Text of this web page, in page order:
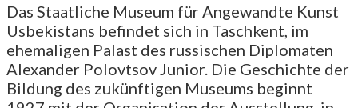
Das Staatliche Museum für Angewandte Kunst
Usbekistans befindet sich in Taschkent, im
ehemaligen Palast des russischen Diplomaten
Alexander Polovtsov Junior. Die Geschichte der
Bildung des zukünftigen Museums beginnt